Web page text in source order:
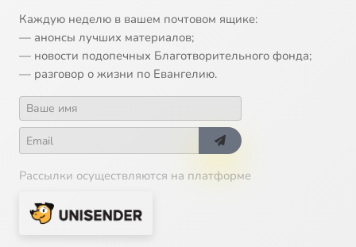
Каждую неделю в вашем почтовом ящике:
— анонсы лучших материалов;
— новости подопечных Благотворительного фонда;
— разговор о жизни по Евангелию.
Рассылки осуществляются на платформе